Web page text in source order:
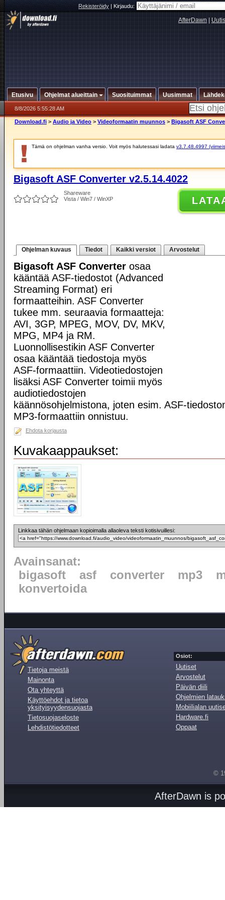
Rekisteröidy|Kirjaudu:
AfterDawn
Etusivu Ohjelmat alueittain Suosituimmat Uusimmat
8/8/2026 5:55:28 AM
Download.fi > Audio ja Video > Videoformaatin muunnos > Bigasoft ASF
Tämä on ohjelman vanha versio. Voit myös halutessasi ladata v3.7.48.4997
Bigasoft ASF Converter v2.5.14.4022
Shareware
Vista / Win7 / WinXP
Ohjelman kuvaus Tiedot Kaikki versiot Arvostelut
Bigasoft ASF Converter osaa
kääntää ASF-tiedostot (Advanced
Streaming Format) eri
formaatteihin. ASF Converter
tukee mm. seuraavia formaatteja:
AVI, 3GP, MPEG, MOV, DV, MKV,
MPG, MP4 ja RM.
Luonnollisestikin ASF Converter
osaa kääntää tiedostoja myös
ASF-formaattiin. Videotiedostojen
lisäksi ASF Converter toimii myös
audiotiedostojen
käännösohjelmistona, joten esim. ASF-
MP3-formaattiin onnistuu.
Ehdota korjausta
Kuvakaappaukset:
Linkkaa tähän ohjelmaan kopioimalla allaoleva teksti kotisivuillesi:
Avainsanat:
bigasoft
asf converter mp3
konvertoida
Tietoja meistä
Mainonta
Ota yhteyttä
Käyttöehdot ja tietoa
yksityisyydensuojasta
Tietosuojaseloste
Lehdistötiedotteet
Osiot:
Uutiset
Arvostelut
Päivän diili
Ohjelmien
Mobiilialan
Hardware.fi
Oppaat
©
AfterDawn is